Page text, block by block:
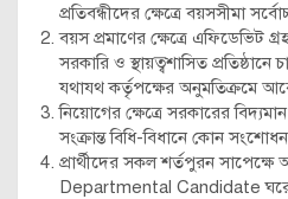
প্রতিবন্ধীদের ক্ষেত্রে বয়সসীমা
বয়স প্রমাণের ক্ষেত্রে এফিডেভিট
সরকারি ও স্থায়ত্বশাসিত প্রতিষ্ঠানে
যথাযথ কর্তৃপক্ষের অনুমতিক্রমে
নিয়োগের ক্ষেত্রে সরকারের
সংক্রান্ত বিধি-বিধানে কোন
প্রার্থীদের সকল শর্তপুরন
Departmental Candidate ঘরে